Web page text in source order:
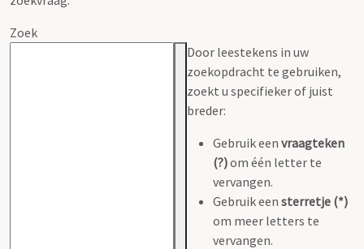
Zoek
Door leestekens in uw
zoekopdracht te gebruiken,
zoekt u specifieker of juist
breder:
Gebruik een vraagteken
(?)om één letter te
vervangen.
Gebruik een sterretje (*)
om meer letters te
vervangen.